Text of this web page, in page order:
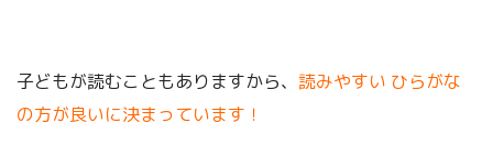
子どもが読むこともありますから、 読みやすい ひらがな
の方が良いに決まっています！